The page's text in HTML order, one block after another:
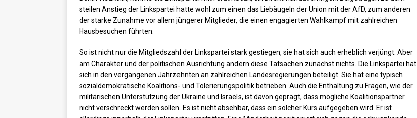
steilen Anstieg der Linkspartei hatte wohl zum einen das Liebäugeln der Union mit der AfD, zum anderen
der starke Zunahme vor allem jüngerer Mitglieder, die einen engagierten Wahlkampf mit zahlreichen
Hausbesuchen führten.
So ist nicht nur die Mitgliedszahl der Linkspartei stark gestiegen, sie hat sich auch erheblich verjüngt. Aber
am Charakter und der politischen Ausrichtung ändern diese Tatsachen zunächst nichts. Die Linkspartei hat
sich in den vergangenen Jahrzehnten an zahlreichen Landesregierungen beteiligt. Sie hat eine typisch
sozialdemokratische Koalitions- und Tolerierungspolitik betrieben. Auch die Enthaltung zu Fragen, wie der
militärischen Unterstützung der Ukraine und Israels, ist davon geprägt, dass mögliche Koalitionspartner
nicht verschreckt werden sollen. Es ist nicht absehbar, dass ein solcher Kurs aufgegeben wird. Er ist